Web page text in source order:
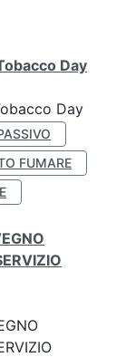
Day
Day
FUMARE